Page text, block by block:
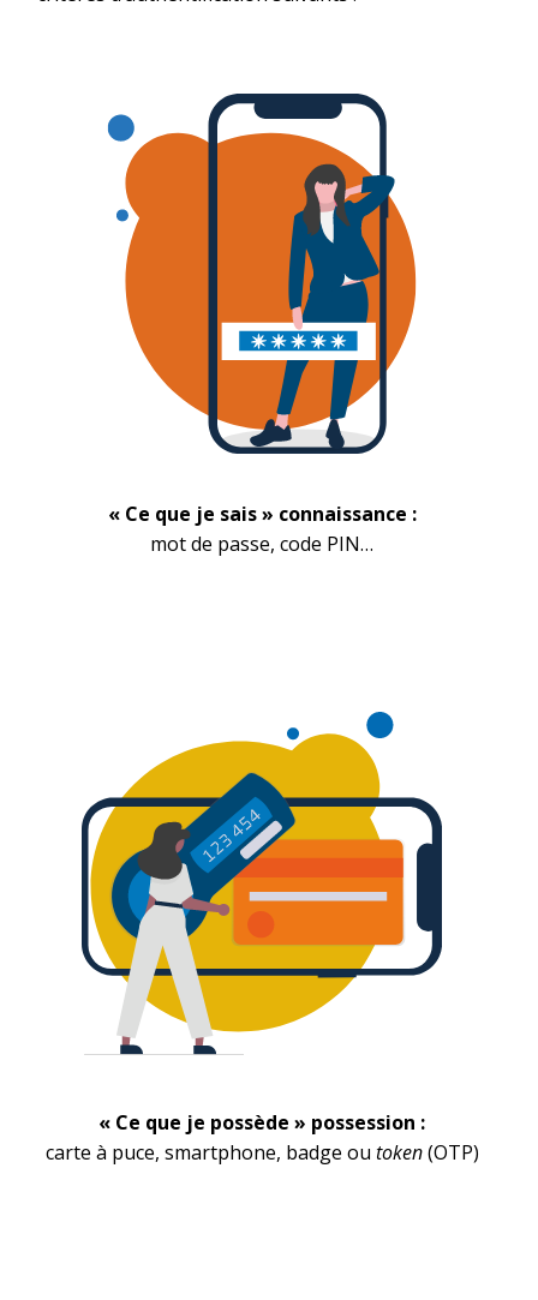
« Ce que je sais » connaissance :
mot de passe, code PIN…
« Ce que je possède » possession :
carte à puce, smartphone, badge ou token(OTP)